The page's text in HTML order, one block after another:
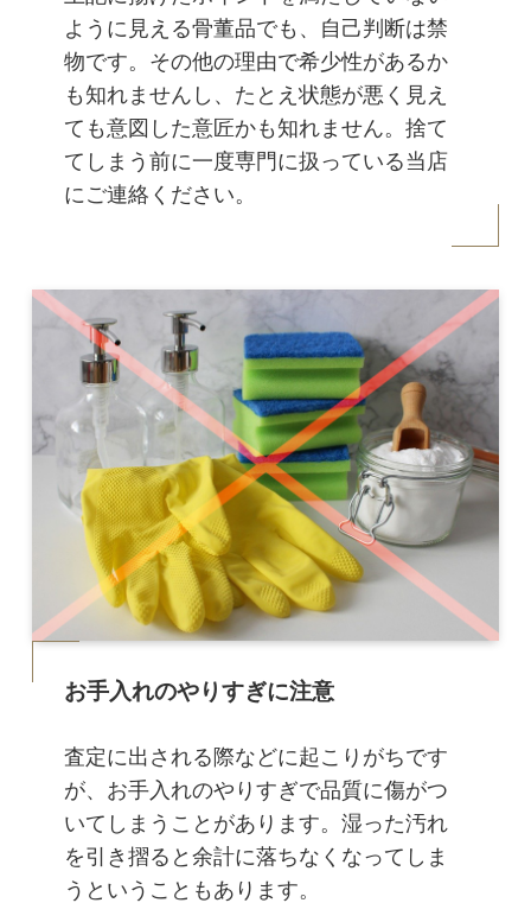
ように見える骨董品でも、自己判断は禁
物です。その他の理由で希少性があるか
も知れませんし、たとえ状態が悪く見え
ても意図した意匠かも知れません。捨て
てしまう前に一度専門に扱っている当店
にご連絡ください。
お手入れのやりすぎに注意
査定に出される際などに起こりがちです
が、お手入れのやりすぎで品質に傷がつ
いてしまうことがあります。湿った汚れ
を引き摺ると余計に落ちなくなってしま
うということもあります。